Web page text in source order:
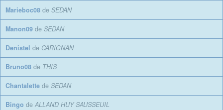
Marieboc08 de SEDAN
Manon09 de SEDAN
Denistel de CARIGNAN
Bruno08 de THIS
Chantalette de SEDAN
Bingo de ALLAND HUY SAUSSEUIL